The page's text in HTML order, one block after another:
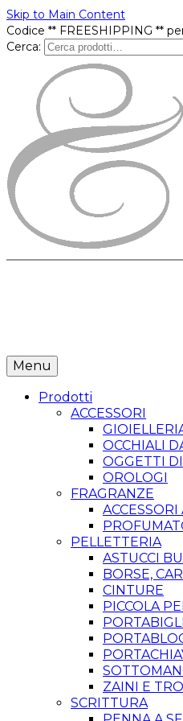
Skip to Main Content
Codice ** FREESHIPPING **
Cerca:
Menu
Prodotti
ACCESSORI
OCCHIALI
OGGETTI
OROLOGI
FRAGRANZE
PELLETTERIA
ASTUCCI
BORSE,
CINTURE
PICCOLA
ZAINI E
SCRITTURA